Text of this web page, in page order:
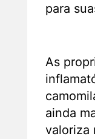
para
As
ainda
valoriza